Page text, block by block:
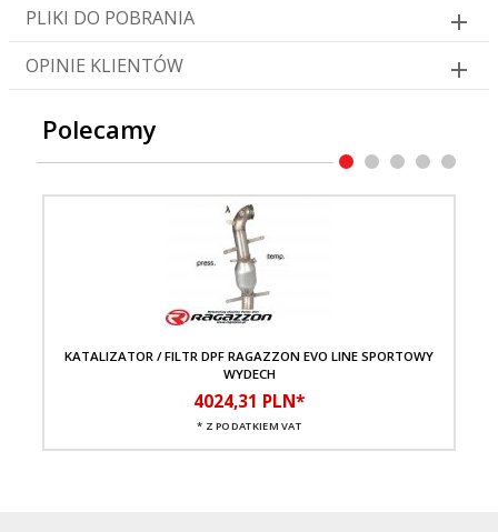
PLIKI DO POBRANIA
OPINIE KLIENTÓW
Polecamy
KATALIZATOR / FILTR DPF RAGAZZON EVO LINE SPORTOWY
WYDECH
4024,31 PLN*
* Z PODATKIEM VAT